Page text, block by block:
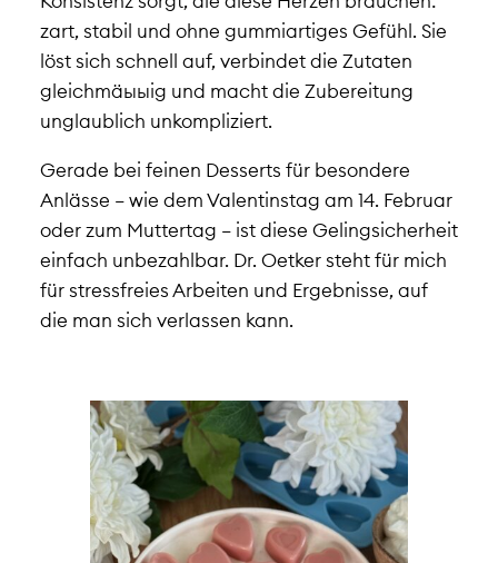
zart, stabil und ohne gummiartiges Gefühl. Sie
löst sich schnell auf, verbindet die Zutaten
gleichmäыыig und macht die Zubereitung
unglaublich unkompliziert.
Gerade bei feinen Desserts für besondere
Anlässe – wie dem Valentinstag am 14. Februar
oder zum Muttertag – ist diese Gelingsicherheit
einfach unbezahlbar. Dr. Oetker steht für mich
für stressfreies Arbeiten und Ergebnisse, auf
die man sich verlassen kann.